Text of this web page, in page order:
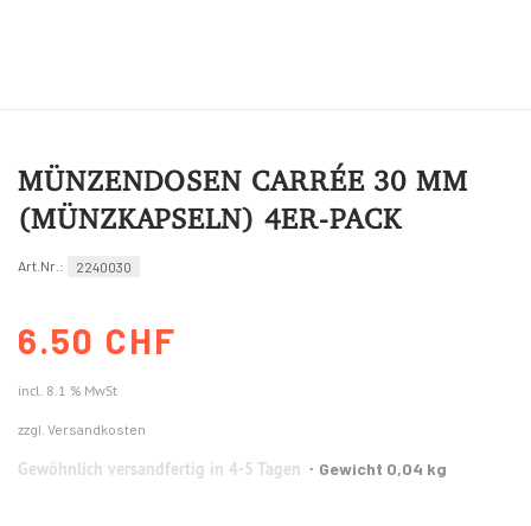
MÜNZENDOSEN CARRÉE 30 MM
(MÜNZKAPSELN) 4ER-PACK
Art.Nr.: 2240030
6.50 CHF
incl. 8.1 % MwSt
zzgl. Versandkosten
Gewöhnlich versandfertig in 4-5 Tagen Gewicht 0,04 kg